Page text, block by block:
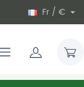
Fr / €